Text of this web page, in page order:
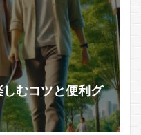
むコツと便利グ